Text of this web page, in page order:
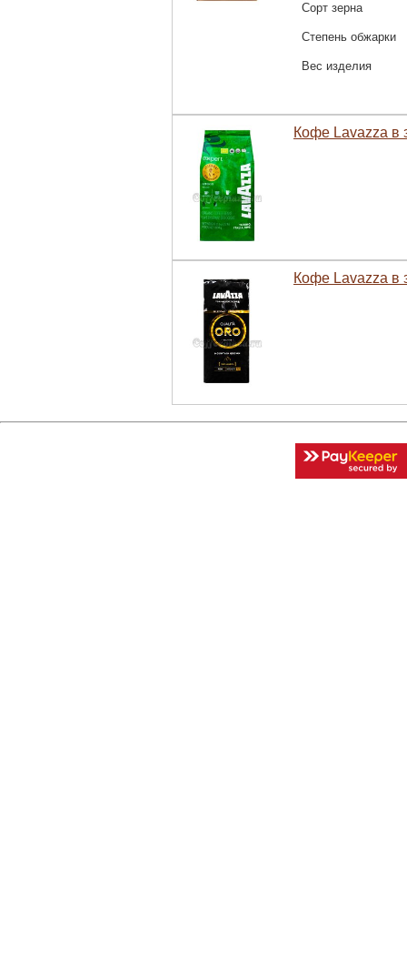
Сорт зерна
Степень обжарки
Вес изделия
Кофе Lavazza в
Кофе Lavazza в